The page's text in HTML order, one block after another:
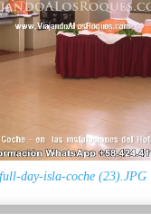
full-day-isla-coche (23).JPG